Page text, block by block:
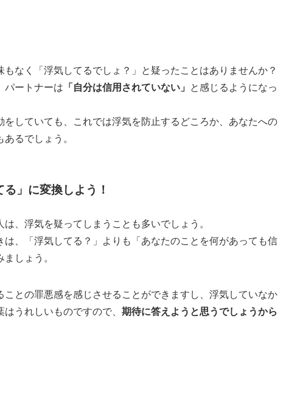
なく「浮気してるでしょ？」と疑ったことはありませんか？
パートナーは 「自分は信用されていない」
と感じるようになっ
していても、これでは浮気を防止するどころか、あなたへの
るでしょう。
」に変換しよう！
、浮気を疑ってしまうことも多いでしょう。
、「浮気してる？」よりも「あなたのことを何があっても信
しょう。
との罪悪感を感じさせることができますし、浮気していなか
うれしいものですので、 期待に答えようと思うでしょうから